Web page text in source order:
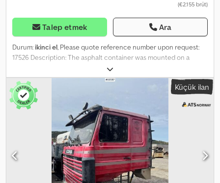
(€2.155 brüt)
Talep etmek Ara
Durum: ikinci el, Please quote reference number upon request:
17526 Description: The asphalt container was mounted on a
Scania with a 330 cm wheelbase. Length is approx. 440 cm.
Available for delivery at short notice. Own weight: 11
Dwodpjzqkriofx Adhsa Model: Asfaltbalje = More information =
New: No Application: Freight transport Please contact ATS
Norway for further information.
Küçük ilan